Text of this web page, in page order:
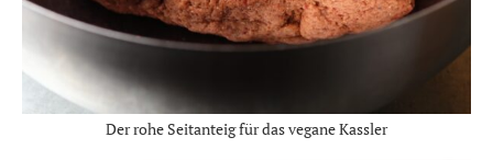
Der rohe Seitanteig für das vegane Kassler